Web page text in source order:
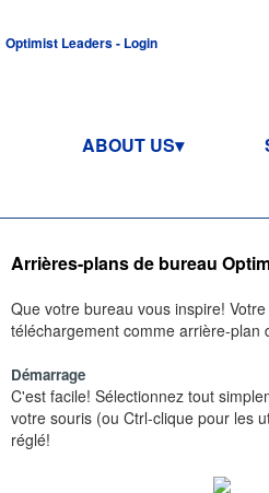
Optimist Leaders - Login
ABOUT US
Arrières-plans de bureau
Que votre bureau vous inspire!
téléchargement comme arrière-plan
Démarrage
C'est facile! Sélectionnez tout
votre souris (ou Ctrl-clique pour les
réglé!